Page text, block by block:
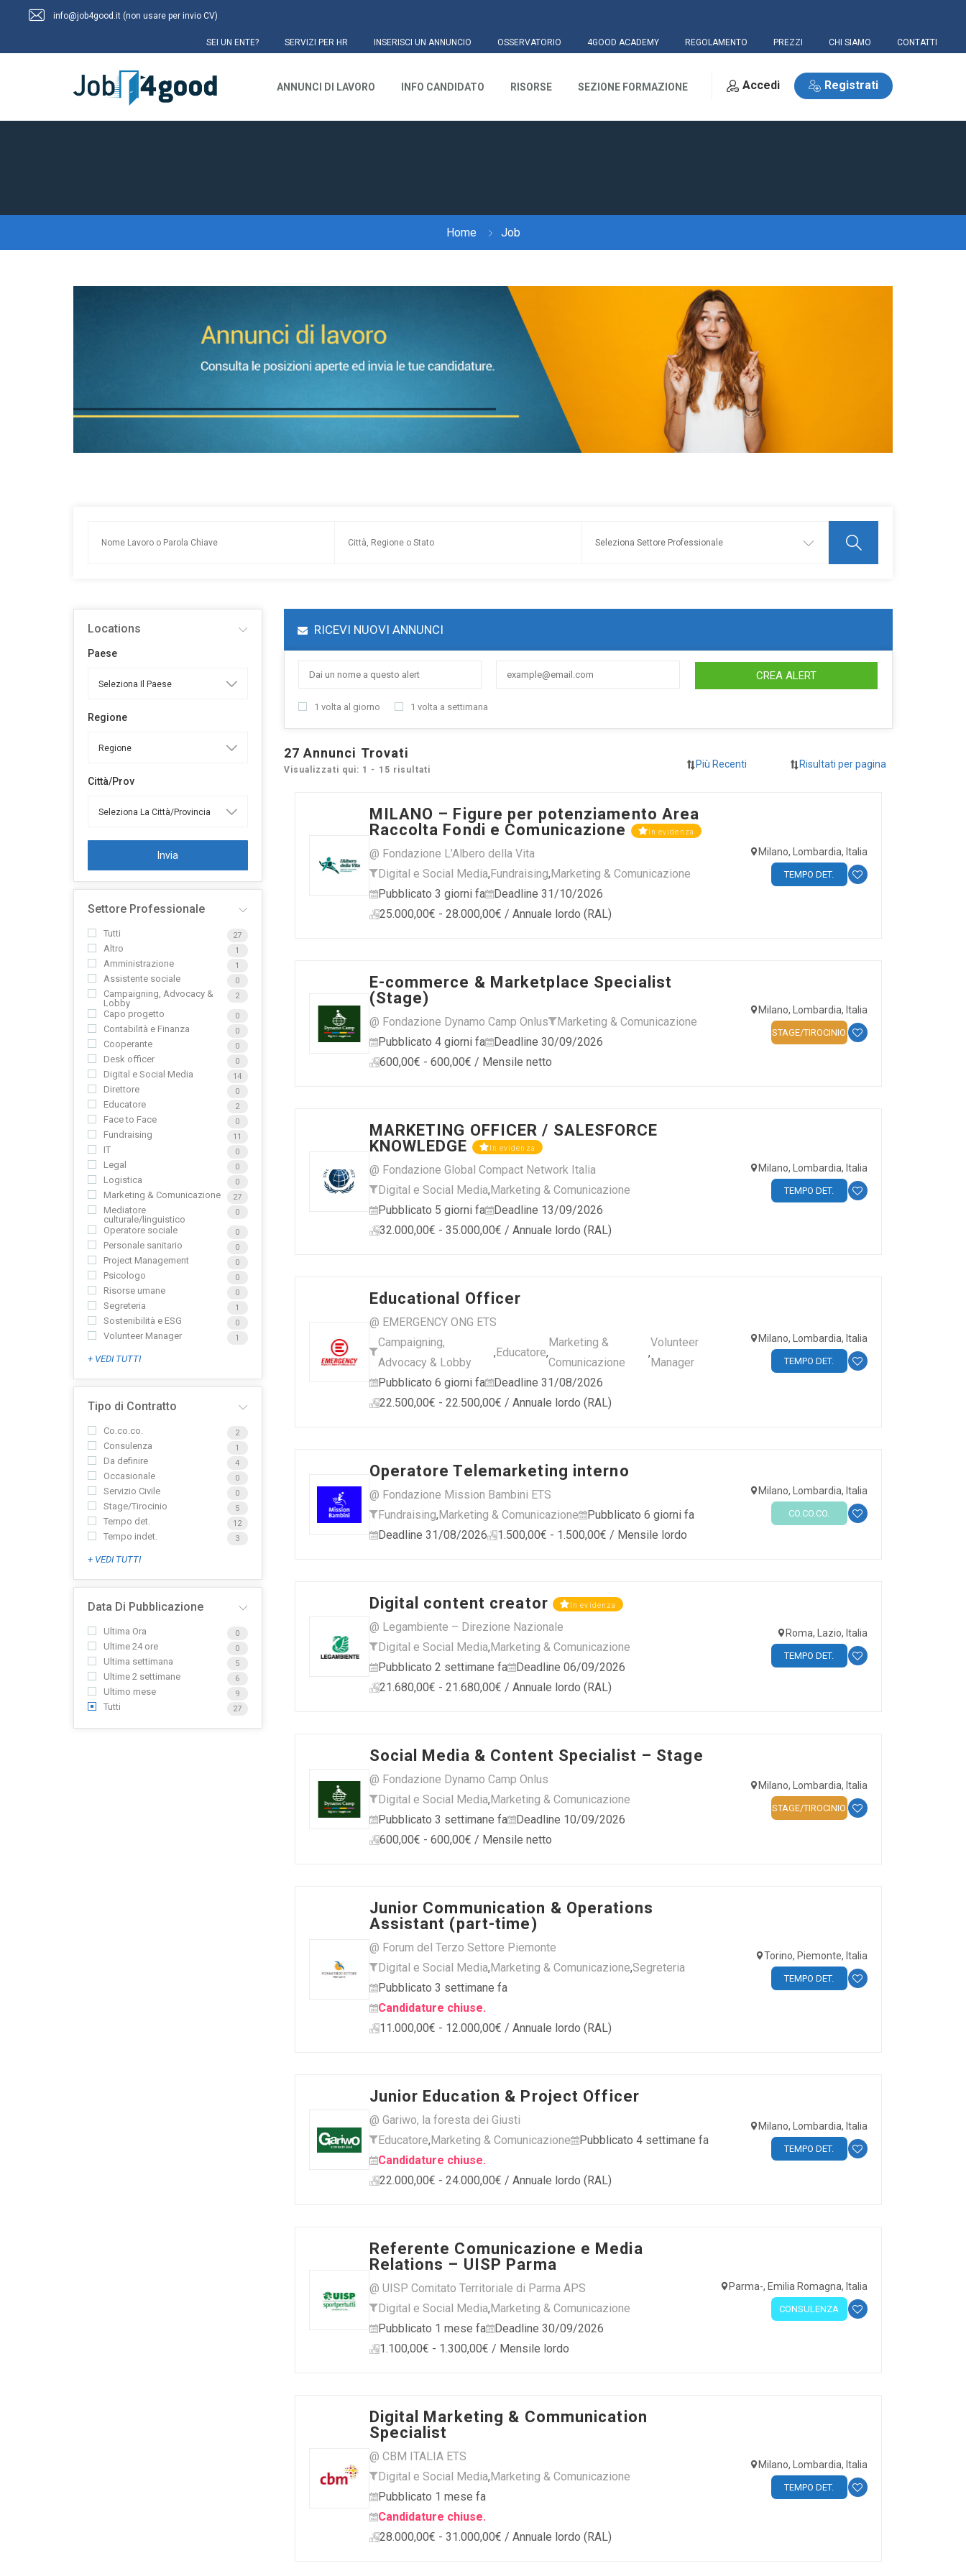
info@job4good.it (non usare per invio CV)
SEI UN ENTE? SERVIZI PER HR INSERISCI UN ANNUNCIO OSSERVATORIO 4GOOD ACADEMY REGOLAMENTO PREZZI CHI SIAMO CONTATTI
ANNUNCI DI LAVORO INFO CANDIDATO RISORSE SEZIONE FORMAZIONE Accedi Registrati
Home Job
Locations
Paese
Regione
Città/Prov
Invia
Settore Professionale
Tutti 27
Altro 1
Amministrazione 1
Assistente sociale 0
Campaigning, Advocacy &
Lobby
2
Capo progetto 0
Contabilità e Finanza 0
Cooperante 0
Desk officer 0
Digital e Social Media 14
Direttore 0
Educatore 2
Face to Face 0
Fundraising 11
IT 0
Legal 0
Logistica 0
Marketing & Comunicazione 27
Mediatore
culturale/linguistico
0
Operatore sociale 0
Personale sanitario 0
Project Management 0
Psicologo 0
Risorse umane 0
Segreteria 1
Sostenibilità e ESG 0
Volunteer Manager 1
+ VEDI TUTTI
Tipo di Contratto
Co.co.co. 2
Consulenza 1
Da definire 4
Occasionale 0
Servizio Civile 0
Stage/Tirocinio 5
Tempo det. 12
Tempo indet. 3
+ VEDI TUTTI
Data Di Pubblicazione
Ultima Ora 0
Ultime 24 ore 0
Ultima settimana 5
Ultime 2 settimane 6
Ultimo mese 9
Tutti 27
RICEVI NUOVI ANNUNCI
CREA ALERT
1 volta al giorno 1 volta a settimana
27 Annunci Trovati
Visualizzati qui: 1 - 15 risultati
MILANO – Figure per potenziamento Area
Raccolta Fondi e Comunicazione
In evidenza
@ Fondazione L’Albero della Vita
Digital e Social Media,Fundraising,Marketing & Comunicazione
Pubblicato 3 giorni fa
Deadline 31/10/2026
25.000,00€ - 28.000,00€ / Annuale lordo (RAL)
Milano, Lombardia, Italia
TEMPO DET.
E-commerce & Marketplace Specialist
(Stage)
@ Fondazione Dynamo Camp Onlus
Marketing & Comunicazione
Pubblicato 4 giorni fa
Deadline 30/09/2026
600,00€ - 600,00€ / Mensile netto
Milano, Lombardia, Italia
STAGE/TIROCINIO
MARKETING OFFICER / SALESFORCE
KNOWLEDGE
In evidenza
@ Fondazione Global Compact Network Italia
Digital e Social Media,Marketing & Comunicazione
Pubblicato 5 giorni fa
Deadline 13/09/2026
32.000,00€ - 35.000,00€ / Annuale lordo (RAL)
Milano, Lombardia, Italia
TEMPO DET.
Educational Officer
@ EMERGENCY ONG ETS
Campaigning,
Advocacy & Lobby
,Educatore,
Marketing &
Comunicazione
,
Volunteer
Manager
Pubblicato 6 giorni fa
Deadline 31/08/2026
22.500,00€ - 22.500,00€ / Annuale lordo (RAL)
Milano, Lombardia, Italia
TEMPO DET.
Operatore Telemarketing interno
@ Fondazione Mission Bambini ETS
Fundraising,Marketing & Comunicazione
Pubblicato 6 giorni fa
Deadline 31/08/2026
1.500,00€ - 1.500,00€ / Mensile lordo
Milano, Lombardia, Italia
CO.CO.CO.
Digital content creator In evidenza
@ Legambiente – Direzione Nazionale
Digital e Social Media,Marketing & Comunicazione
Pubblicato 2 settimane fa
Deadline 06/09/2026
21.680,00€ - 21.680,00€ / Annuale lordo (RAL)
Roma, Lazio, Italia
TEMPO DET.
Social Media & Content Specialist – Stage
@ Fondazione Dynamo Camp Onlus
Digital e Social Media,Marketing & Comunicazione
Pubblicato 3 settimane fa
Deadline 10/09/2026
600,00€ - 600,00€ / Mensile netto
Milano, Lombardia, Italia
STAGE/TIROCINIO
Junior Communication & Operations
Assistant (part-time)
@ Forum del Terzo Settore Piemonte
Digital e Social Media,Marketing & Comunicazione,Segreteria
Pubblicato 3 settimane fa
Candidature chiuse.
11.000,00€ - 12.000,00€ / Annuale lordo (RAL)
Torino, Piemonte, Italia
TEMPO DET.
Junior Education & Project Officer
@ Gariwo, la foresta dei Giusti
Educatore,Marketing & Comunicazione
Pubblicato 4 settimane fa
Candidature chiuse.
22.000,00€ - 24.000,00€ / Annuale lordo (RAL)
Milano, Lombardia, Italia
TEMPO DET.
Referente Comunicazione e Media
Relations – UISP Parma
@ UISP Comitato Territoriale di Parma APS
Digital e Social Media,Marketing & Comunicazione
Pubblicato 1 mese fa
Deadline 30/09/2026
1.100,00€ - 1.300,00€ / Mensile lordo
Parma-, Emilia Romagna, Italia
CONSULENZA
Digital Marketing & Communication
Specialist
@ CBM ITALIA ETS
Digital e Social Media,Marketing & Comunicazione
Pubblicato 1 mese fa
Candidature chiuse.
28.000,00€ - 31.000,00€ / Annuale lordo (RAL)
Milano, Lombardia, Italia
TEMPO DET.